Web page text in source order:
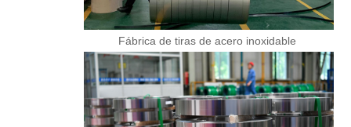
Fábrica de tiras de acero inoxidable